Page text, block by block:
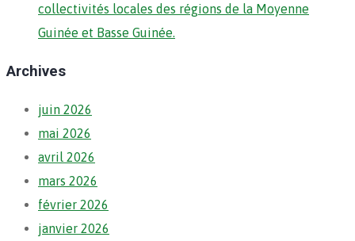
collectivités locales des régions de la Moyenne
Guinée et Basse Guinée.
Archives
juin 2026
mai 2026
avril 2026
mars 2026
février 2026
janvier 2026